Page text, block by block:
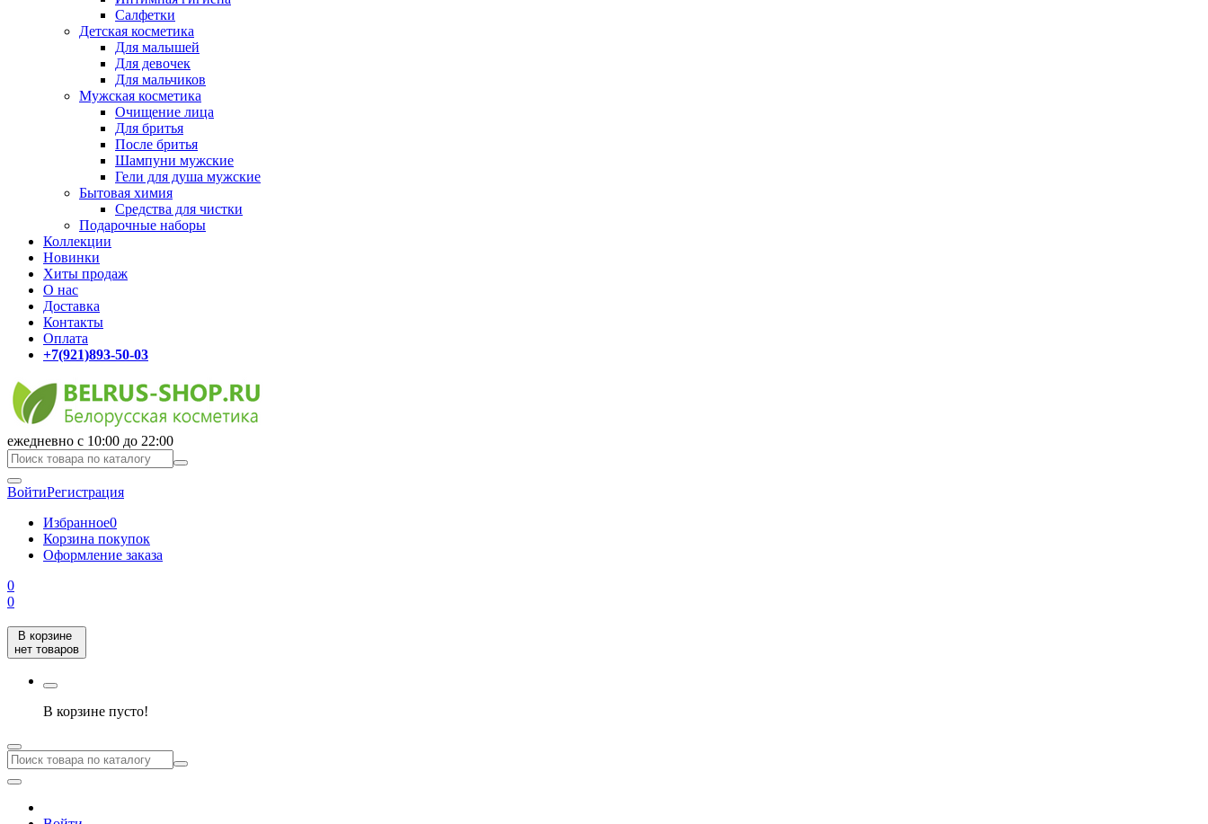
Салфетки
Детская косметика
Для малышей
Для девочек
Для мальчиков
Мужская косметика
Очищение лица
Для бритья
После бритья
Шампуни мужские
Гели для душа мужские
Бытовая химия
Средства для чистки
Подарочные наборы
Коллекции
Новинки
Хиты продаж
О нас
Доставка
Контакты
Оплата
+7(921)893-50-03
ежедневно с 10:00 до 22:00
ВойтиРегистрация
Избранное0
Корзина покупок
Оформление заказа
0
0
В корзине
нет товаров
В корзине пусто!